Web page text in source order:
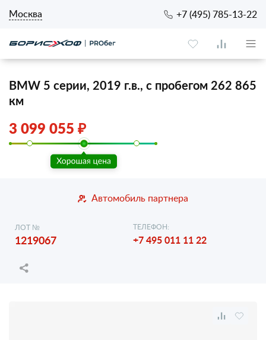
Москва +7 (495) 785-13-22
BMW 5 серии, 2019 г.в., с пробегом 262 865
км
3 099 055 ₽
Автомобиль партнера
ЛОТ №
1219067
ТЕЛЕФОН:
+7 495 011 11 22